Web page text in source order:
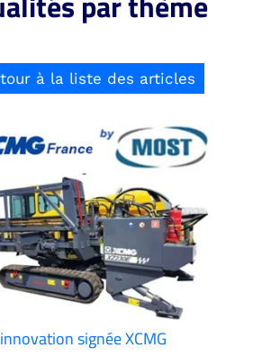
à la liste des articles
signée XCMG